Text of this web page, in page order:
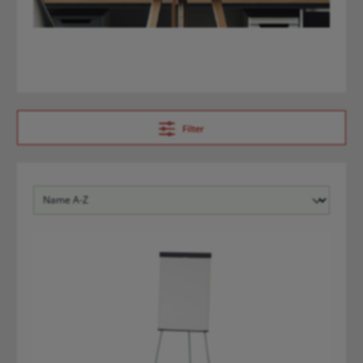
Filter